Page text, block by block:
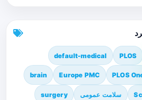
PLOS
default-medical
PLOS
Europe PMC
brain
سلامت عمومی surgery